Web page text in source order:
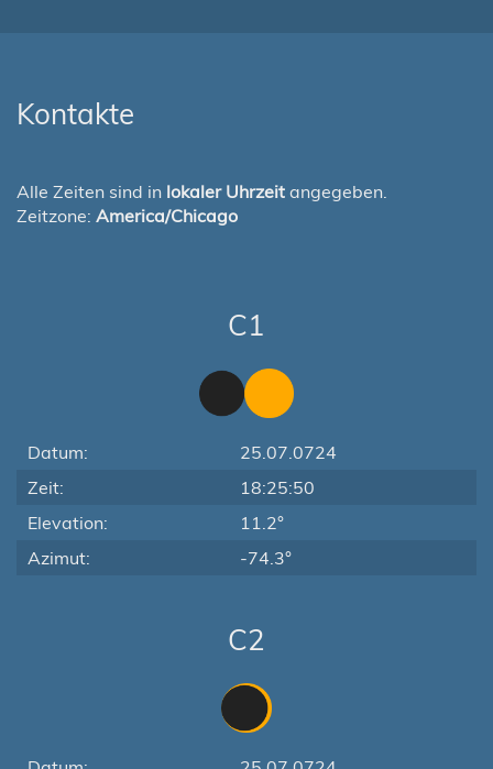
Kontakte
Alle Zeiten sind in lokaler Uhrzeit angegeben.
Zeitzone: America/Chicago
C1
Datum:
25.07.0724
Zeit:
18:25:50
Elevation:
11.2°
Azimut:
-74.3°
C2